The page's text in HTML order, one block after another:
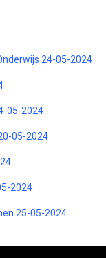
24-05-2024
05-2024
05-2024
2024
25-05-2024